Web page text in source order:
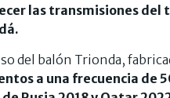
las transmisiones del
del balón Trionda,
a una frecuencia de